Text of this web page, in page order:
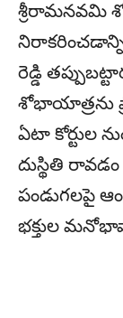
శ్రీరామనవమి
రెడ్డి
శోభాయాత్రను
ఏటా కోర్టుల
దుస్థితి
పండుగలపై
భక్తుల